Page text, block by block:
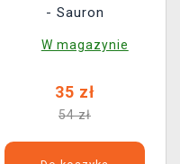
- Sauron
W magazynie
35 zł
54 zł